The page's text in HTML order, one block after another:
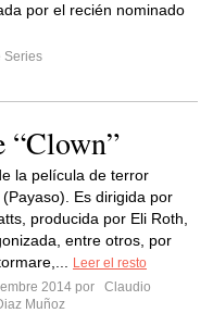
por el recién nominado
Series
“Clown”
la película de terror
(Payaso). Es dirigida por
producida por Eli Roth,
entre otros, por
Leer el resto
2014 por
Claudio
Muñoz